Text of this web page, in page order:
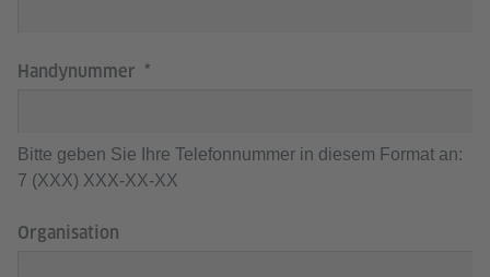
Handynummer
Bitte geben Sie Ihre Telefonnummer in diesem Format an:
7 (XXX) XXX-XX-XX
Organisation